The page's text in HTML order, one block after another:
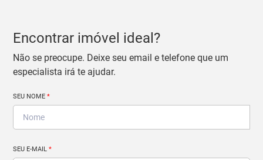
Encontrar imóvel ideal?
Não se preocupe. Deixe seu email e telefone que um
especialista irá te ajudar.
SEU NOME*
SEU E-MAIL*